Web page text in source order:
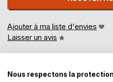
Ajouter à ma liste d'envies
Laisser un avis
Nous respectons la